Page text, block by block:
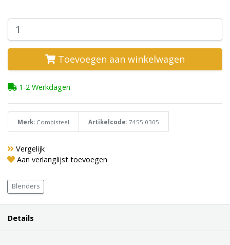
Toevoegen aan winkelwagen
1-2 Werkdagen
Merk: Combisteel Artikelcode: 7455.0305
Vergelijk
Aan verlanglijst toevoegen
Blenders
Details